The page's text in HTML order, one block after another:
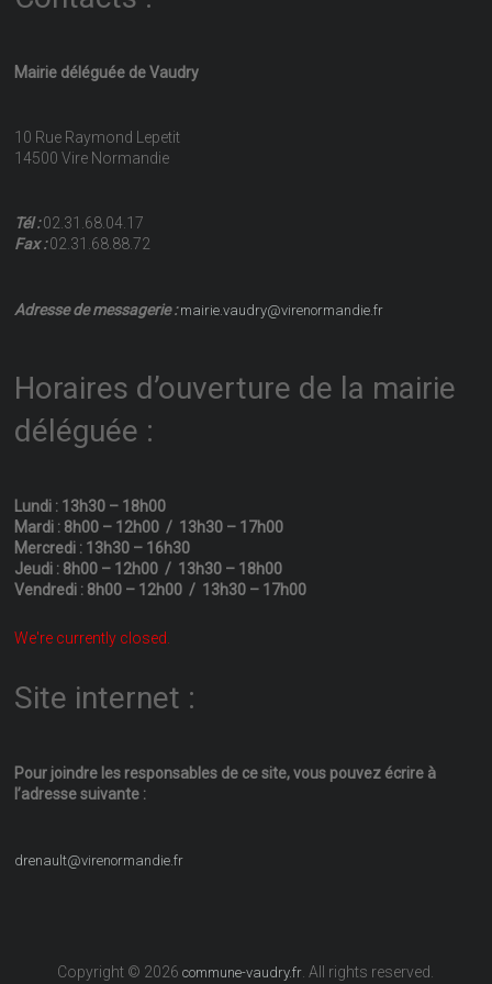
Mairie déléguée de Vaudry
10 Rue Raymond Lepetit
14500 Vire Normandie
Tél :02.31.68.04.17
Fax :02.31.68.88.72
Adresse de messagerie :mairie.vaudry@virenormandie.fr
Horaires d’ouverture de la mairie
déléguée :
Lundi : 13h30 – 18h00
Mardi : 8h00 – 12h00 / 13h30 – 17h00
Mercredi : 13h30 – 16h30
Jeudi : 8h00 – 12h00 / 13h30 – 18h00
Vendredi : 8h00 – 12h00 / 13h30 – 17h00
We're currently closed.
Site internet :
Pour joindre les responsables de ce site, vous pouvez écrire à
l’adresse suivante :
drenault@virenormandie.fr
Copyright © 2026commune-vaudry.fr . All rights reserved.